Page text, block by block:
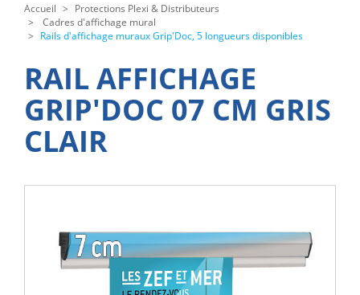
Accueil
Protections Plexi & Distributeurs
Cadres d'affichage mural
Rails d'affichage muraux Grip'Doc, 5 longueurs disponibles
RAIL AFFICHAGE
GRIP'DOC 07 CM GRIS
CLAIR